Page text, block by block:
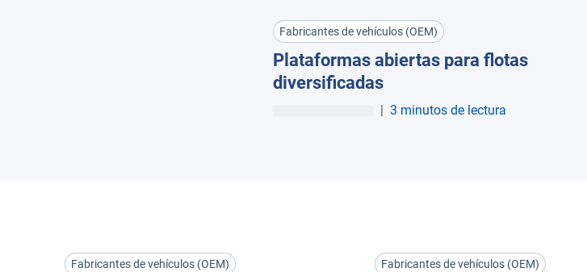
Fabricantes de vehículos (OEM)
Plataformas abiertas para flotas
diversificadas
| 3 minutos de lectura
Fabricantes de vehículos (OEM) Fabricantes de vehículos (OEM)